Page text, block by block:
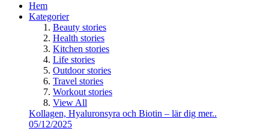
Hem
Kategorier
Beauty stories
Health stories
Kitchen stories
Life stories
Outdoor stories
Travel stories
Workout stories
View All
Kollagen, Hyaluronsyra och Biotin – lär dig mer..
05/12/2025